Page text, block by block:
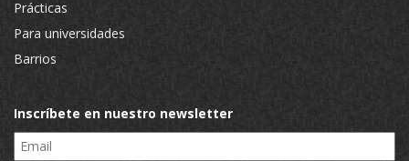
Prácticas
Para universidades
Barrios
Inscríbete en nuestro newsletter
Email